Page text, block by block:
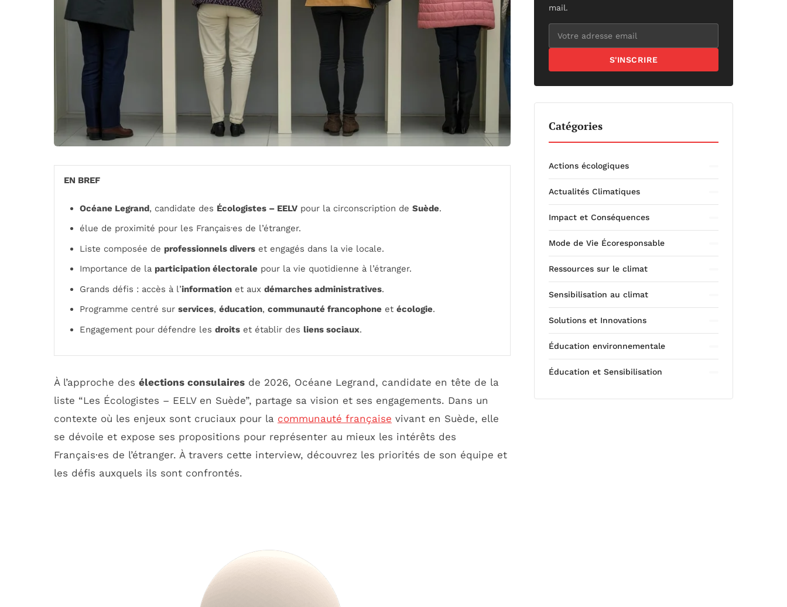
EN BREF
Océane Legrand, candidate des Écologistes – EELV pour la circonscription de Suède.
élue de proximité pour les Français·es de l’étranger.
Liste composée de professionnels divers et engagés dans la vie locale.
Importance de la participation électorale pour la vie quotidienne à l’étranger.
Grands défis : accès à l’information et aux démarches administratives.
Programme centré sur services, éducation, communauté francophone et écologie.
Engagement pour défendre les droits et établir des liens sociaux.
À l’approche des élections consulaires de 2026, Océane Legrand, candidate en tête de la
liste “Les Écologistes – EELV en Suède”, partage sa vision et ses engagements. Dans un
contexte où les enjeux sont cruciaux pour la communauté française vivant en Suède, elle
se dévoile et expose ses propositions pour représenter au mieux les intérêts des
Français·es de l’étranger. À travers cette interview, découvrez les priorités de son équipe et
les défis auxquels ils sont confrontés.
mail.
S'INSCRIRE
Catégories
Actions écologiques
Actualités Climatiques
Impact et Conséquences
Mode de Vie Écoresponsable
Ressources sur le climat
Sensibilisation au climat
Solutions et Innovations
Éducation environnementale
Éducation et Sensibilisation